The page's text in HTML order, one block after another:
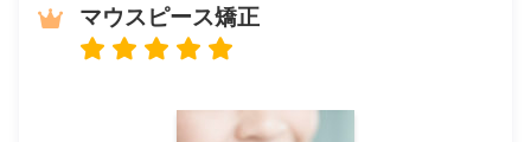
マウスピース矯正